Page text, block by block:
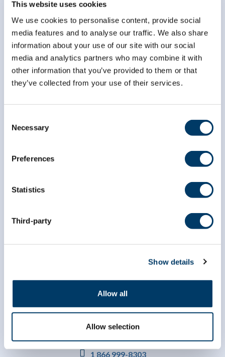
This website uses cookies
We use cookies to personalise content, provide social
media features and to analyse our traffic. We also share
information about your use of our site with our social
media and analytics partners who may combine it with
other information that you’ve provided to them or that
they’ve collected from your use of their services.
Selection
Necessary
Preferences
Statistics
Third-party
Show details
Allow all
Allow selection
*
info@clsa-elcv.ca
1 866 999-8303